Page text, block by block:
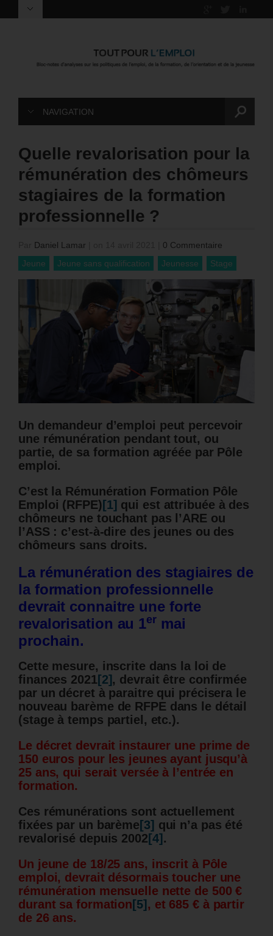
NAVIGATION
Quelle revalorisation pour la
rémunération des chômeurs
stagiaires de la formation
professionnelle ?
Daniel Lamar
0 Commentaire
Jeune
Jeune sans qualification Jeunesse Stage
Un demandeur d’emploi peut percevoir
une rémunération pendant tout, ou
partie, de sa formation agréée par Pôle
emploi.
C’est la Rémunération Formation Pôle
Emploi (RFPE) [1] qui est attribuée à des
chômeurs ne touchant pas l’ARE ou
l’ASS : c’est-à-dire des jeunes ou des
chômeurs sans droits.
La rémunération des stagiaires de
la formation professionnelle
devrait connaitre une forte
revalorisation au 1ermai
prochain.
Cette mesure, inscrite dans la loi de
finances 2021 [2], devrait être confirmée
par un décret à paraitre qui précisera le
nouveau barème de RFPE dans le détail
(stage à temps partiel, etc.).
Le décret devrait instaurer une prime de
150 euros pour les jeunes ayant jusqu’à
25 ans, qui serait versée à l’entrée en
formation.
Ces rémunérations sont actuellement
fixées par un barème [3] qui n’a pas été
revalorisé depuis 2002 [4] .
Un jeune de 18/25 ans, inscrit à Pôle
emploi, devrait désormais toucher une
rémunération mensuelle nette de 500 €
durant sa formation [5] , et 685 € à partir
de 26 ans.